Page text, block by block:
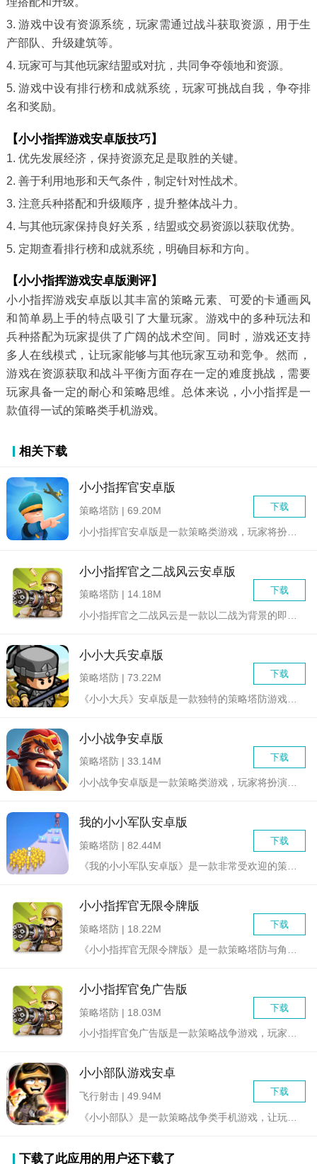
3. 游戏中设有资源系统，玩家需通过战斗获取资源，用于生
产部队、升级建筑等。
4. 玩家可与其他玩家结盟或对抗，共同争夺领地和资源。
5. 游戏中设有排行榜和成就系统，玩家可挑战自我，争夺排
名和奖励。
【小小指挥游戏安卓版技巧】
1. 优先发展经济，保持资源充足是取胜的关键。
2. 善于利用地形和天气条件，制定针对性战术。
3. 注意兵种搭配和升级顺序，提升整体战斗力。
4. 与其他玩家保持良好关系，结盟或交易资源以获取优势。
5. 定期查看排行榜和成就系统，明确目标和方向。
【小小指挥游戏安卓版测评】
小小指挥游戏安卓版以其丰富的策略元素、可爱的卡通画风
和简单易上手的特点吸引了大量玩家。游戏中的多种玩法和
兵种搭配为玩家提供了广阔的战术空间。同时，游戏还支持
多人在线模式，让玩家能够与其他玩家互动和竞争。然而，
游戏在资源获取和战斗平衡方面存在一定的难度挑战，需要
玩家具备一定的耐心和策略思维。总体来说，小小指挥是一
款值得一试的策略类手机游戏。
相关下载
小小指挥官安卓版
下载
策略塔防 | 69.20M
小小指挥官之二战风云安卓版
下载
策略塔防 | 14.18M
小小指挥官之二战风云是一款以二战为背景的即时战略游戏，玩家将...
小小大兵安卓版
下载
策略塔防 | 73.22M
《小小大兵》安卓版是一款独特的策略塔防游戏，玩家需要指挥一群...
小小战争安卓版
下载
策略塔防 | 33.14M
小小战争安卓版是一款策略类游戏，玩家将扮演一位指挥官，率领自...
我的小小军队安卓版
下载
策略塔防 | 82.44M
《我的小小军队安卓版》是一款非常受欢迎的策略战争手游。在这款...
小小指挥官无限令牌版
下载
策略塔防 | 18.22M
《小小指挥官无限令牌版》是一款策略塔防与角色扮演元素深度融合...
小小指挥官免广告版
下载
策略塔防 | 18.03M
小小指挥官免广告版是一款策略战争游戏，玩家将扮演一位指挥官，...
小小部队游戏安卓
下载
飞行射击 | 49.94M
下载了此应用的用户还下载了